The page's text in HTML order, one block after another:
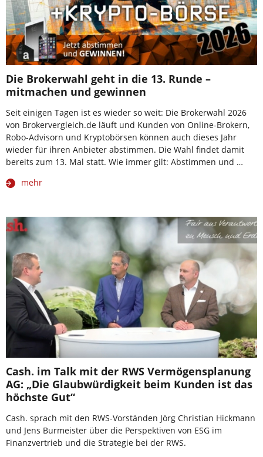
Die Brokerwahl geht in die 13. Runde –
mitmachen und gewinnen
Seit einigen Tagen ist es wieder so weit: Die Brokerwahl 2026
von Brokervergleich.de läuft und Kunden von Online-Brokern,
Robo-Advisorn und Kryptobörsen können auch dieses Jahr
wieder für ihren Anbieter abstimmen. Die Wahl findet damit
bereits zum 13. Mal statt. Wie immer gilt: Abstimmen und …
mehr
Cash. im Talk mit der RWS Vermögensplanung
AG: „Die Glaubwürdigkeit beim Kunden ist das
höchste Gut“
Cash. sprach mit den RWS-Vorständen Jörg Christian Hickmann
und Jens Burmeister über die Perspektiven von ESG im
Finanzvertrieb und die Strategie bei der RWS.